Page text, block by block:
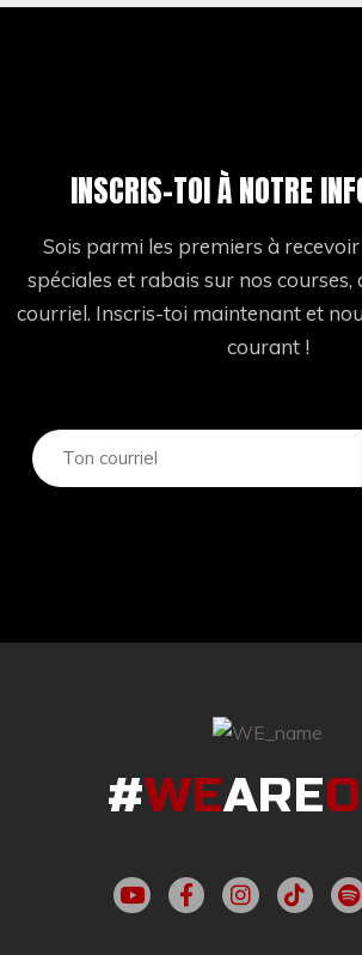
INSCRIS-TOI À NOTRE
Sois parmi les premiers à
spéciales et rabais sur nos
courriel. Inscris-toi maintenant et
courant !
#WEARE